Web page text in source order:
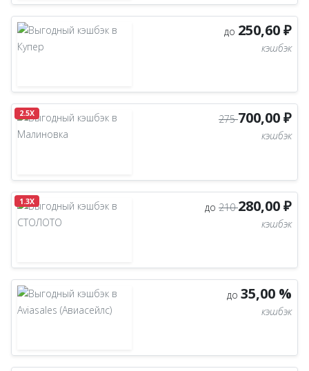
до 250,60 ₽
кэшбэк
2.5X 275700,00 ₽
кэшбэк
1.3X до 210280,00 ₽
кэшбэк
до 35,00 %
кэшбэк